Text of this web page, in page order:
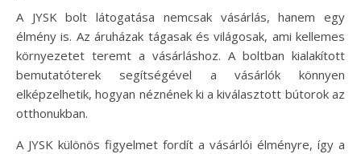
A JYSK bolt látogatása nemcsak vásárlás, hanem egy
élmény is. Az áruházak tágasak és világosak, ami kellemes
környezetet teremt a vásárláshoz. A boltban kialakított
bemutatóterek segítségével a vásárlók könnyen
elképzelhetik, hogyan néznének ki a kiválasztott bútorok az
otthonukban.
A JYSK különös figyelmet fordít a vásárlói élményre, így a